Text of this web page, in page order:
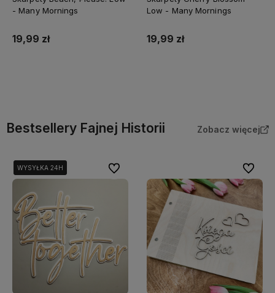
- Many Mornings
19,99 zł
Low - Many Mornings
19,99 zł
Bestsellery Fajnej Historii Zobacz więcej
WYSYŁKA 24H
WYSYŁKA 24H Do ulubionych Do